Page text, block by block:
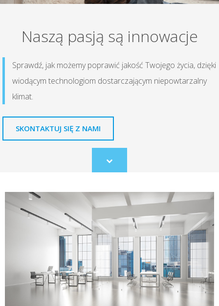
Naszą pasją są innowacje
Sprawdź, jak możemy poprawić jakość Twojego życia, dzięki
wiodącym technologiom dostarczającym niepowtarzalny
klimat.
SKONTAKTUJ SIĘ Z NAMI
Scroll
to